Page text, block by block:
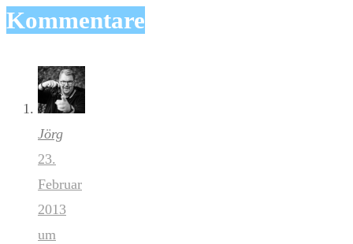
Kommentare
Jörg
23.
Februar
2013
um